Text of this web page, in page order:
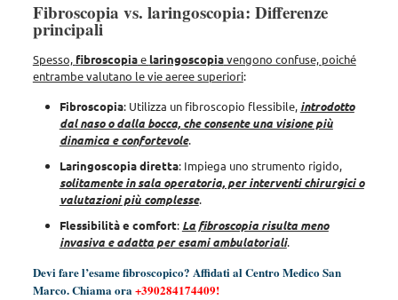
Fibroscopia vs. laringoscopia: Differenze
principali
Spesso, fibroscopiae laringoscopiavengono confuse, poiché
entrambe valutano le vie aeree superiori:
Fibroscopia: Utilizza un fibroscopio flessibile, introdotto
dal naso o dalla bocca, che consente una visione più
dinamica e confortevole.
Laringoscopia diretta: Impiega uno strumento rigido,
solitamente in sala operatoria, per interventi chirurgici o
valutazioni più complesse.
Flessibilità e comfort: La fibroscopia risulta meno
invasiva e adatta per esami ambulatoriali.
Devi fare l’esame fibroscopico? Affidati al Centro Medico San
Marco. Chiama ora +390284174409!